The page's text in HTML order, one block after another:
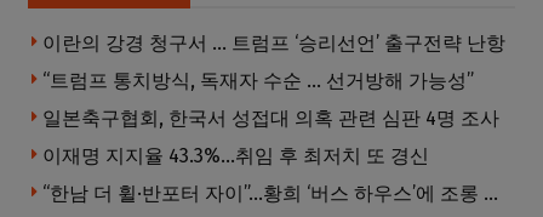
이란의 강경 청구서 … 트럼프 ‘승리선언’ 출구전략 난항
“트럼프 통치방식, 독재자 수순 … 선거방해 가능성”
일본축구협회, 한국서 성접대 의혹 관련 심판 4명 조사
이재명 지지율 43.3%…취임 후 최저치 또 경신
“한남 더 휠·반포터 자이”…황희 ‘버스 하우스’에 조롱 쏟아져